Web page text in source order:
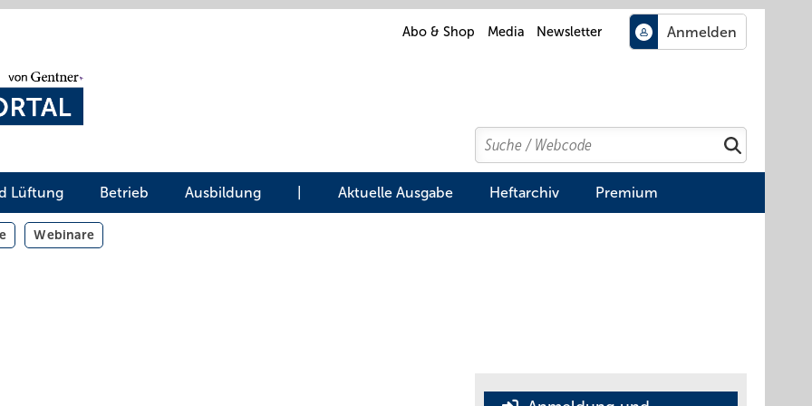
Abo & Shop Media Newsletter
Search
Suchen
Lüftung Betrieb Ausbildung Aktuelle Ausgabe Heftarchiv Premium
Webinare